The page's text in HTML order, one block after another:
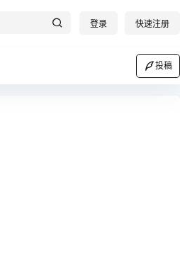
登录 快速注册
投稿